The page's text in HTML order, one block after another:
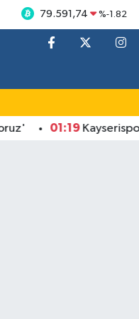
79.591,74 %-1.82
01:19Kayserispor